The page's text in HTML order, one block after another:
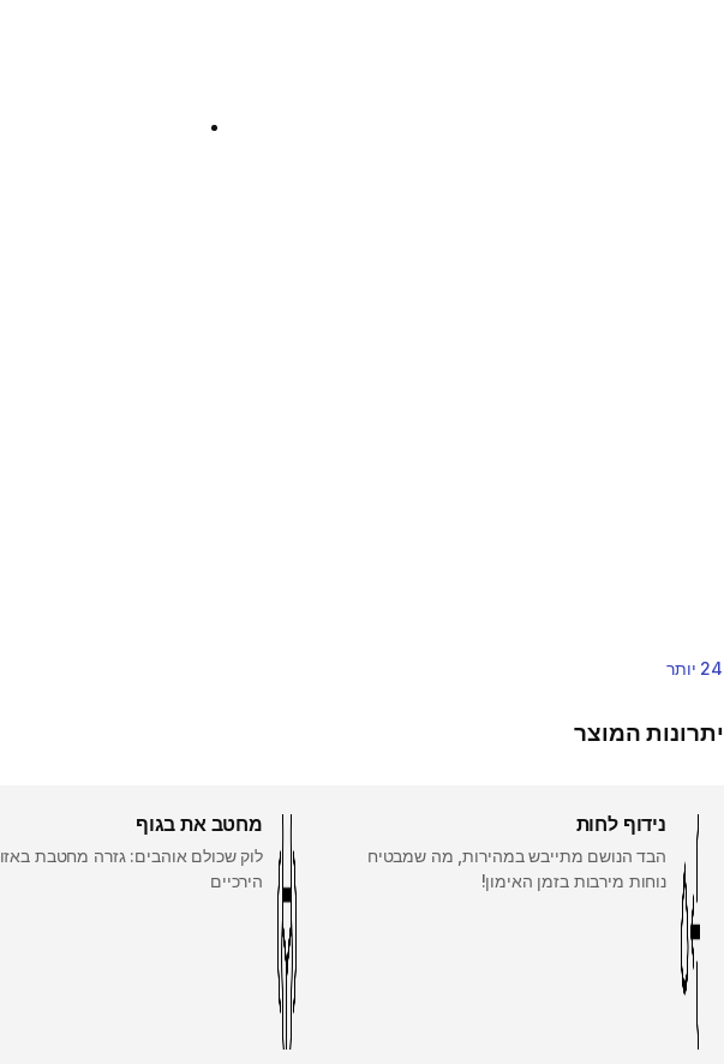
24 יותר
יתרונות המוצר
נידוף לחות
הבד הנושם מתייבש במהירות, מה שמבטיח
נוחות מירבות בזמן האימון!
מחטב את בגוף
לוק שכולם אוהבים: גזרה מחטבת
הירכיים